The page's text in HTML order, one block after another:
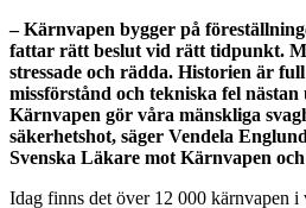
– Kärnvapen bygger på
fattar rätt beslut vid rätt tidpunkt.
stressade och rädda. Historien är
missförstånd och tekniska fel
Kärnvapen gör våra mänskliga
säkerhetshot, säger Vendela
Svenska Läkare mot Kärnvapen
Idag finns det över 12 000 kärnvapen i